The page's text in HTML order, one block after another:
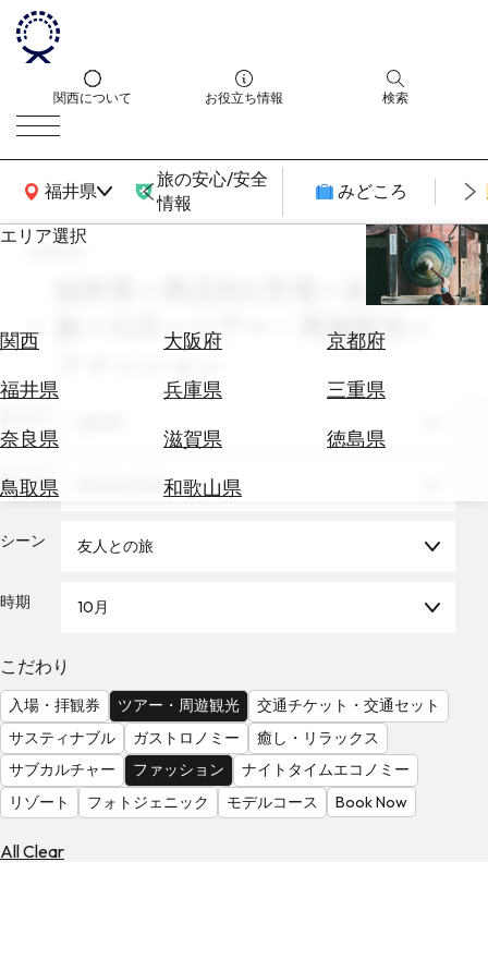
関西について お役立ち情報 検索
福井県
関西広域MAP
旅の安心/安全
情報
みどころ
エリア選択
関西 大阪府
京都府
福井県
兵庫県
三重県
奈良県
滋賀県
徳島県
鳥取県
和歌山県
エ
券
テ
を
を
見
る
search
福井県 × 商店街&市場 × 友人との
旅 × 10月 × ツアー・周遊観光 ×
テーマ
シーン 友人との旅
時期 10月
こだわり
入場・拝観券 ツアー・周遊観光
交通チケット・交通セット
サスティナブル
ガストロノミー
癒し・リラックス
サブカルチャー
ファッション
ナイトタイムエコノミー
リゾート
フォトジェニック モデルコース Book Now
All Clear